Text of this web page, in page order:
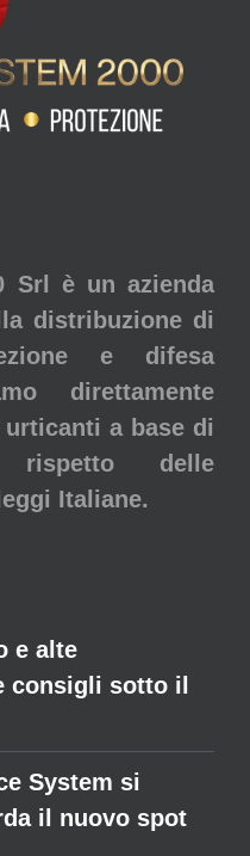
Srl è un azienda
distribuzione di
e difesa
direttamente
a base di
rispetto delle
Italiane.
e alte
consigli sotto il
System si
il nuovo spot